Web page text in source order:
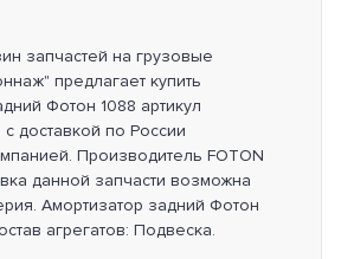
запчастей на грузовые
предлагает купить
Фотон 1088 артикул
доставкой по России
Производитель FOTON
данной запчасти возможна
Амортизатор задний Фотон
агрегатов: Подвеска.